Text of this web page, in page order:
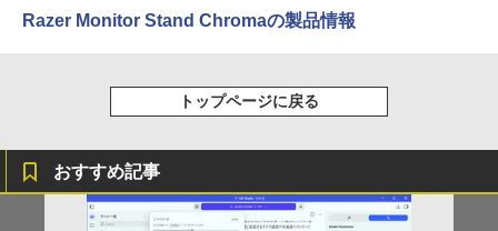
Razer Monitor Stand Chromaの製品情報
トップページに戻る
おすすめ記事